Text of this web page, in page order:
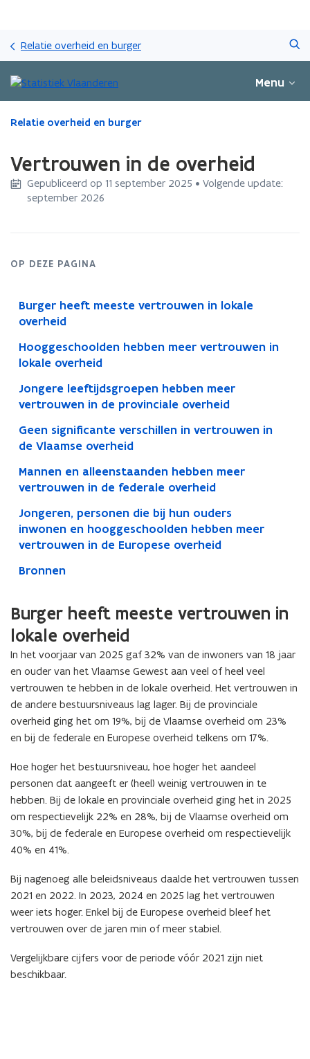
gaan
Relatie overheid en burger
Menu
Gedaan
bevindt
overheid
Relatie overheid en burger
Vertrouwen in de overheid
Gepubliceerd op 11 september 2025 • Volgende update:
september 2026
OP DEZE PAGINA
Burger heeft meeste vertrouwen in lokale
overheid
Hooggeschoolden hebben meer vertrouwen in
lokale overheid
Jongere leeftijdsgroepen hebben meer
vertrouwen in de provinciale overheid
Geen significante verschillen in vertrouwen in
de Vlaamse overheid
Mannen en alleenstaanden hebben meer
vertrouwen in de federale overheid
Jongeren, personen die bij hun ouders
inwonen en hooggeschoolden hebben meer
vertrouwen in de Europese overheid
Bronnen
Burger heeft meeste vertrouwen in
lokale overheid
In het voorjaar van 2025 gaf 32% van de inwoners van 18 jaar
en ouder van het Vlaamse Gewest aan veel of heel veel
vertrouwen te hebben in de lokale overheid. Het vertrouwen in
de andere bestuursniveaus lag lager. Bij de provinciale
overheid ging het om 19%, bij de Vlaamse overheid om 23%
en bij de federale en Europese overheid telkens om 17%.
Hoe hoger het bestuursniveau, hoe hoger het aandeel
personen dat aangeeft er (heel) weinig vertrouwen in te
hebben. Bij de lokale en provinciale overheid ging het in 2025
om respectievelijk 22% en 28%, bij de Vlaamse overheid om
30%, bij de federale en Europese overheid om respectievelijk
40% en 41%.
Bij nagenoeg alle beleidsniveaus daalde het vertrouwen tussen
2021 en 2022. In 2023, 2024 en 2025 lag het vertrouwen
weer iets hoger. Enkel bij de Europese overheid bleef het
vertrouwen over de jaren min of meer stabiel.
Vergelijkbare cijfers voor de periode vóór 2021 zijn niet
beschikbaar.